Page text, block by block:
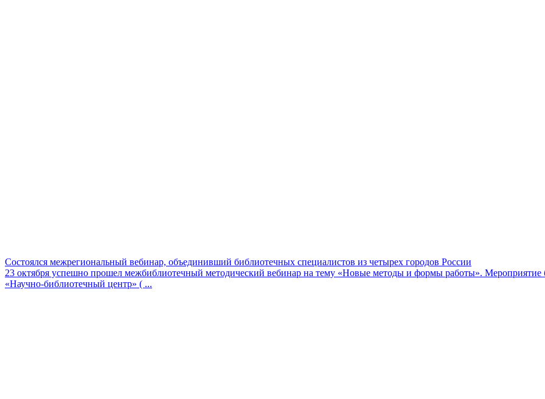
Состоялся межрегиональный вебинар, объединивший библиотечных специалистов из четырех городов России
23 октября успешно прошел межбиблиотечный методический вебинар на тему «Новые методы и формы работы».
«Научно-библиотечный центр» ( ...